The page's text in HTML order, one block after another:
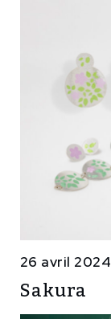
26 avril 2024
Sakura